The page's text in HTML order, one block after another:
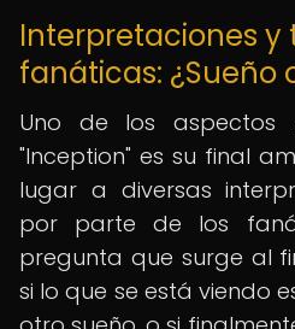
Interpretaciones y
fanáticas: ¿Sueño
Uno de los aspectos
"Inception" es su final
lugar a diversas
por parte de los
pregunta que surge al
si lo que se está viendo